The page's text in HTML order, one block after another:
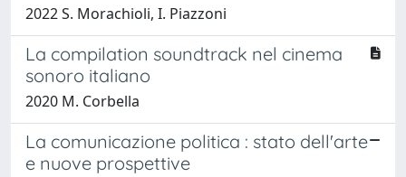
2022 S. Morachioli, I. Piazzoni
La compilation soundtrack nel cinema
sonoro italiano
2020 M. Corbella
La comunicazione politica : stato dell'arte
e nuove prospettive